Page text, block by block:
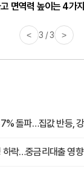
고 면역력 높이는 4가
< 3 / 3 >
돌파…집값 반등,
하락…중금리대출 영향